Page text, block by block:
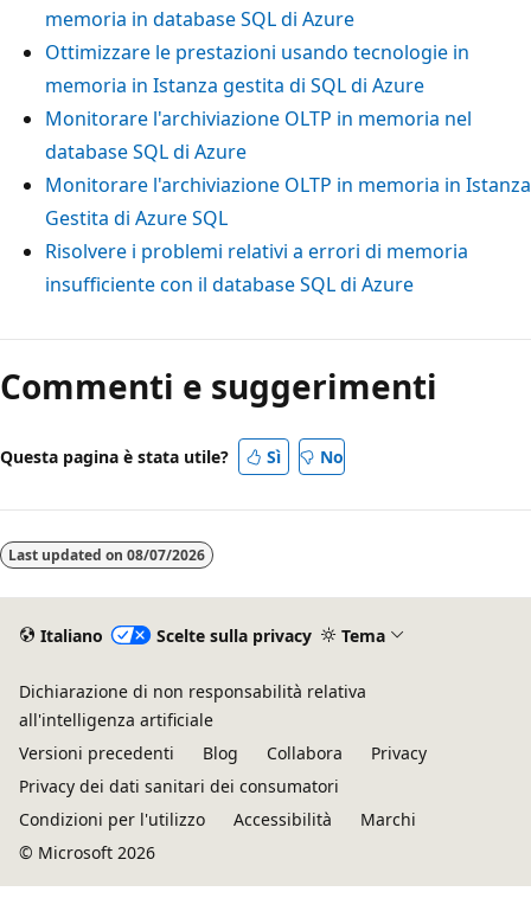
memoria in database SQL di Azure
Ottimizzare le prestazioni usando tecnologie in
memoria in Istanza gestita di SQL di Azure
Monitorare l'archiviazione OLTP in memoria nel
database SQL di Azure
Monitorare l'archiviazione OLTP in memoria in Istanza
Gestita di Azure SQL
Risolvere i problemi relativi a errori di memoria
insufficiente con il database SQL di Azure
Commenti e suggerimenti
Questa pagina è stata utile? Sì No
Last updated on 08/07/2026
Italiano Scelte sulla privacy Tema
Dichiarazione di non responsabilità relativa
all'intelligenza artificiale
Versioni precedenti
Blog Collabora
Privacy
Privacy dei dati sanitari dei consumatori
Condizioni per l'utilizzo
Accessibilità
Marchi
© Microsoft 2026